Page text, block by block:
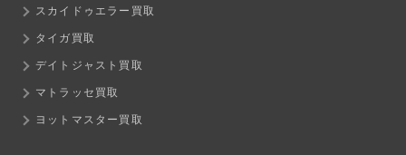
スカイドゥエラー買取
タイガ買取
デイトジャスト買取
マトラッセ買取
ヨットマスター買取